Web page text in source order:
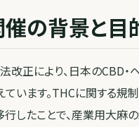
催の背景と目
改正により、日本のCBD・
います。THCに関する規
したことで、産業用大麻